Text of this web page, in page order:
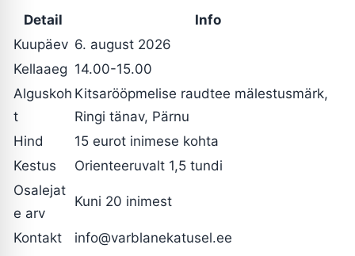
Detail
Info
Kuupäev 6. august 2026
Kellaaeg 14.00-15.00
Alguskoh
t
Kitsarööpmelise raudtee mälestusmärk,
Ringi tänav, Pärnu
Hind
15 eurot inimese kohta
Kestus
Orienteeruvalt 1,5 tundi
Osalejat
e arv
Kuni 20 inimest
Kontakt info@varblanekatusel.ee